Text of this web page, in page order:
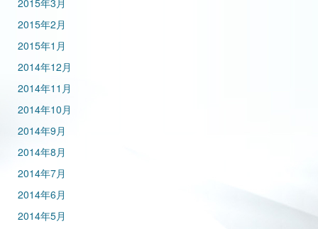
2015年3月
2015年2月
2015年1月
2014年12月
2014年11月
2014年10月
2014年9月
2014年8月
2014年7月
2014年6月
2014年5月